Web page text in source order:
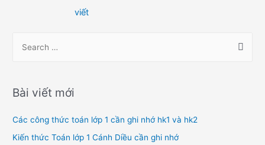
viết
r
h
f
Bài viết mới
Các công thức toán lớp 1 cần ghi nhớ hk1 và hk2
Kiến thức Toán lớp 1 Cánh Diều cần ghi nhớ